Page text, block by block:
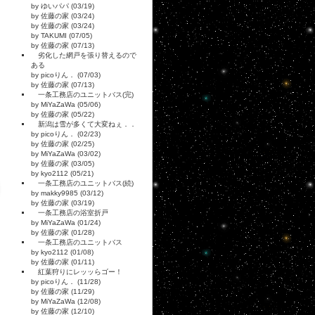
by ゆいパパ (03/19)
by 佐藤の家 (03/24)
by 佐藤の家 (03/24)
by TAKUMI (07/05)
by 佐藤の家 (07/13)
劣化した網戸を張り替えるので
ある
by picoりん． (07/03)
by 佐藤の家 (07/13)
一条工務店のユニットバス(完)
by MiYaZaWa (05/06)
by 佐藤の家 (05/22)
新潟は雪が多くて大変ねぇ．．
by picoりん． (02/23)
by 佐藤の家 (02/25)
by MiYaZaWa (03/02)
by 佐藤の家 (03/05)
by kyo2112 (05/21)
一条工務店のユニットバス(続)
by makky9985 (03/12)
by 佐藤の家 (03/19)
一条工務店の浴室折戸
by MiYaZaWa (01/24)
by 佐藤の家 (01/28)
一条工務店のユニットバス
by kyo2112 (01/08)
by 佐藤の家 (01/11)
紅葉狩りにレッッらゴー！
by picoりん． (11/28)
by 佐藤の家 (11/29)
by MiYaZaWa (12/08)
by 佐藤の家 (12/10)